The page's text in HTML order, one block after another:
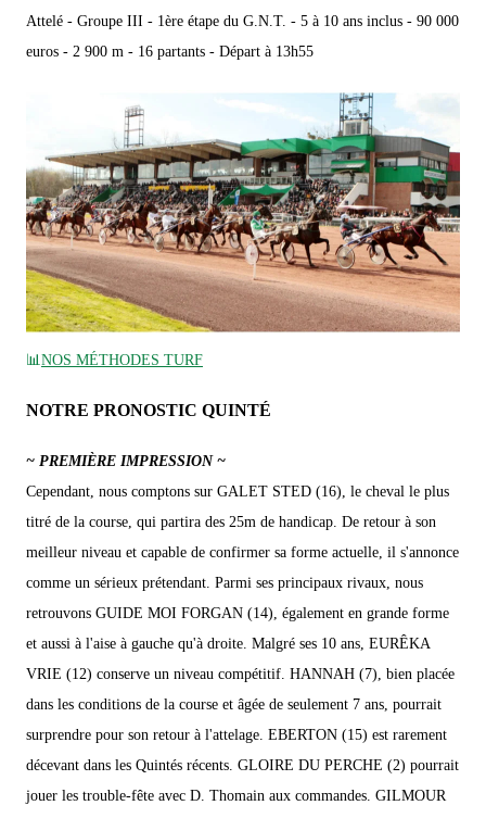
Attelé - Groupe III - 1ère étape du G.N.T. - 5 à 10 ans inclus - 90 000
euros - 2 900 m - 16 partants - Départ à 13h55
📊NOS MÉTHODES TURF
NOTRE PRONOSTIC QUINTÉ
~ PREMIÈRE IMPRESSION ~
Cependant, nous comptons sur GALET STED (16), le cheval le plus
titré de la course, qui partira des 25m de handicap. De retour à son
meilleur niveau et capable de confirmer sa forme actuelle, il s'annonce
comme un sérieux prétendant. Parmi ses principaux rivaux, nous
retrouvons GUIDE MOI FORGAN (14), également en grande forme
et aussi à l'aise à gauche qu'à droite. Malgré ses 10 ans, EURÊKA
VRIE (12) conserve un niveau compétitif. HANNAH (7), bien placée
dans les conditions de la course et âgée de seulement 7 ans, pourrait
surprendre pour son retour à l'attelage. EBERTON (15) est rarement
décevant dans les Quintés récents. GLOIRE DU PERCHE (2) pourrait
jouer les trouble-fête avec D. Thomain aux commandes. GILMOUR